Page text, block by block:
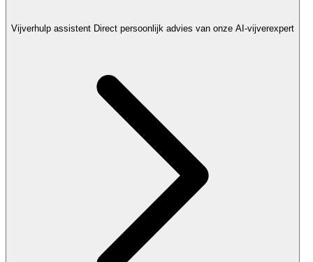
Vijverhulp assistent Direct persoonlijk advies van onze AI-vijverexpert